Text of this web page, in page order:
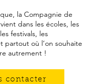
la Compagnie de
dans les écoles, les
festivals, les
où l’on souhaite
autrement !
contacter